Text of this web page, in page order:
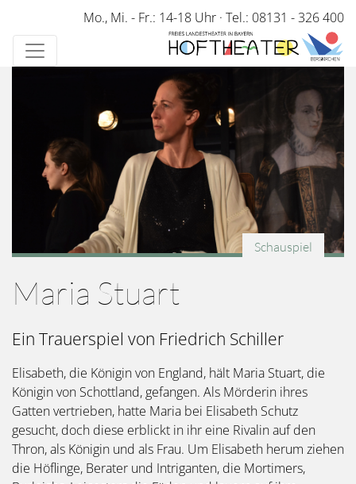
Direkt
zum
Inhalt
Mo., Mi. - Fr.: 14-18 Uhr · Tel.: 08131 - 326 400
Schauspiel
Maria Stuart
Ein Trauerspiel von Friedrich Schiller
Elisabeth, die Königin von England, hält Maria Stuart, die
Königin von Schottland, gefangen. Als Mörderin ihres
Gatten vertrieben, hatte Maria bei Elisabeth Schutz
gesucht, doch diese erblickt in ihr eine Rivalin auf den
Thron, als Königin und als Frau. Um Elisabeth herum ziehen
die Höflinge, Berater und Intriganten, die Mortimers,